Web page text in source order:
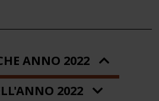
ANNO 2022
2022